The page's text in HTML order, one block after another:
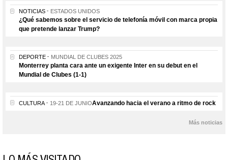
NOTICIAS ESTADOS UNIDOS
¿Qué sabemos sobre el servicio de telefonía móvil con marca propia
que pretende lanzar Trump?
DEPORTE MUNDIAL DE CLUBES 2025
Monterrey planta cara ante un exigente Inter en su debut en el
Mundial de Clubes (1-1)
CULTURA 19-21 DE JUNIOAvanzando hacia el verano a ritmo de rock
Más noticias